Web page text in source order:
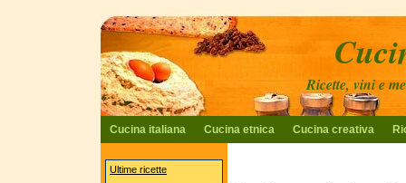
Ricette, vini e
Ultime ricette
Cucina italiana Cucina etnica Cucina creativa